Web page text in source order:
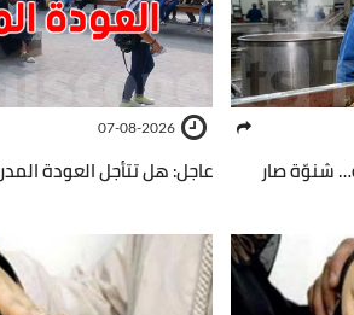
شنوّة صار
07-08-2026
عاجل: هل تتأجل العودة